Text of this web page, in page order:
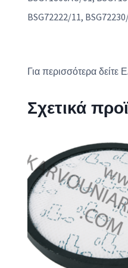
BSG72222/11,
Για περισσότερα δείτε
Σχετικά